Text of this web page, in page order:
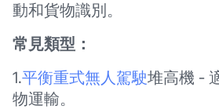
動和貨物識別。
常見類型：
1.平衡重式無人駕駛堆高機 -
物運輸。